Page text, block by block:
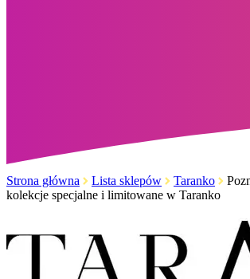
Strona główna Lista sklepów Taranko
kolekcje specjalne i limitowane w Taranko